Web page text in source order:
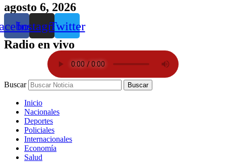
agosto 6, 2026
InstagramTwitter
Radio en vivo
Buscar Buscar
Inicio
Nacionales
Deportes
Policiales
Internacionales
Economía
Salud